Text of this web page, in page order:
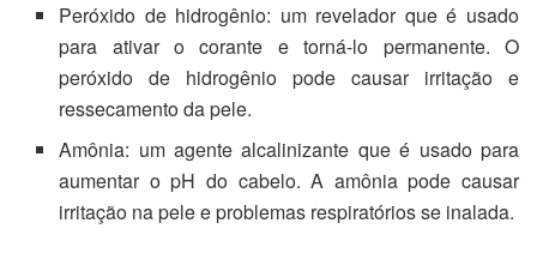
Peróxido de hidrogênio: um revelador que é usado
para ativar o corante e torná-lo permanente. O
peróxido de hidrogênio pode causar irritação e
ressecamento da pele.
Amônia: um agente alcalinizante que é usado para
aumentar o pH do cabelo. A amônia pode causar
irritação na pele e problemas respiratórios se inalada.